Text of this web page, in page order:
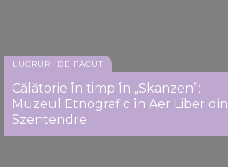
LUCRURI DE FĂCUT
Călătorie în timp în „Skanzen”:
Muzeul Etnografic în Aer Liber din
Szentendre